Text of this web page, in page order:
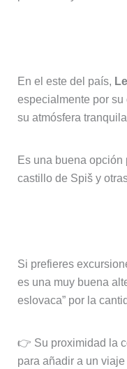
En el este del país,
especialmente por
su atmósfera
Es una buena opción
castillo de Spiš y
Si prefieres
es una muy buena
eslovaca” por la
👉 Su proximidad la
para añadir a un